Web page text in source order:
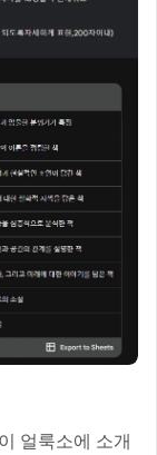
얼룩소에 소개